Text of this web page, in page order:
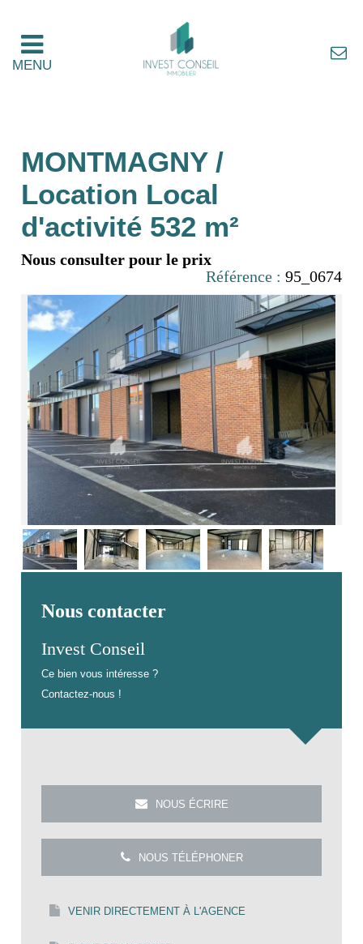
MENU
MONTMAGNY /
Location Local
d'activité 532 m²
Nous consulter pour le prix
Référence : 95_0674
Nous contacter
Invest Conseil
Ce bien vous intéresse ?
Contactez-nous !
NOUS ÉCRIRE
NOUS TÉLÉPHONER
VENIR DIRECTEMENT À L'AGENCE